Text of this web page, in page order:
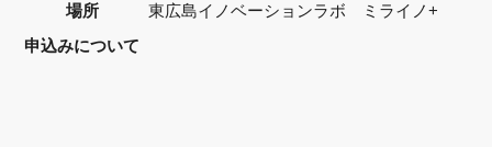
場所
東広島イノベーションラボ ミライノ+
申込みについて